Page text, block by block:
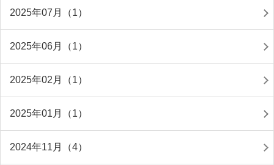
2025年07月（1）
2025年06月（1）
2025年02月（1）
2025年01月（1）
2024年11月（4）